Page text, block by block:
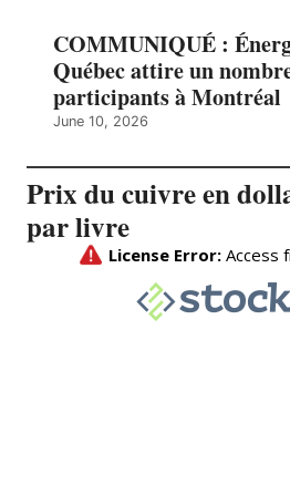
COMMUNIQUÉ :
Québec attire un
participants à Montréal
June 10, 2026
Prix du cuivre en
par livre